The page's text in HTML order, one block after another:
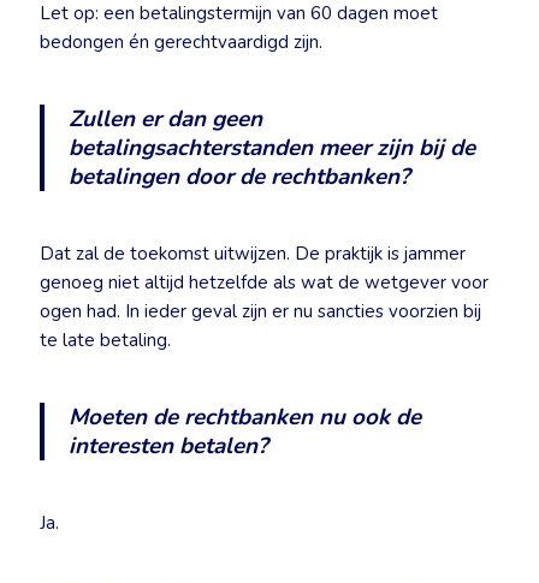
Let op: een betalingstermijn van 60 dagen moet
bedongen én gerechtvaardigd zijn.
Zullen er dan geen
betalingsachterstanden meer zijn bij de
betalingen door de rechtbanken?
Dat zal de toekomst uitwijzen. De praktijk is jammer
genoeg niet altijd hetzelfde als wat de wetgever voor
ogen had. In ieder geval zijn er nu sancties voorzien bij
te late betaling.
Moeten de rechtbanken nu ook de
interesten betalen?
Ja.